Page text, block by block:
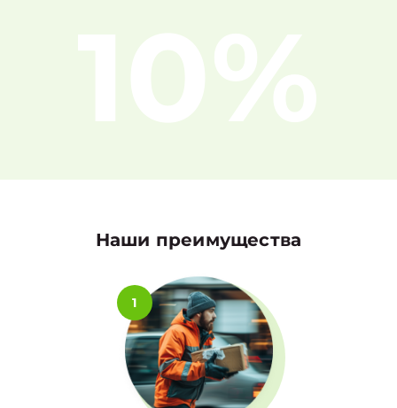
10%
Наши преимущества
1